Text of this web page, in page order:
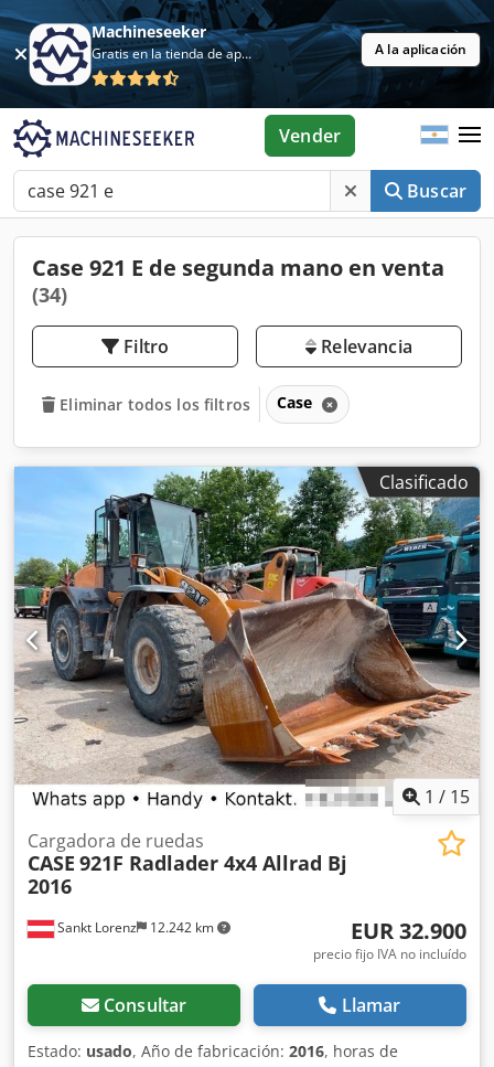
Machineseeker
Gratis en la tienda de aplicaciones A la aplicación
Buscar
Vender
Case 921 E de segunda mano en venta
(34)
Filtro Relevancia
Eliminar todos los filtros Case
Clasificado
1 / 15
Sankt Lorenz 12.242 km
Cargadora de ruedas
CASE 921F Radlader 4x4 Allrad Bj
2016
EUR 32.900
precio fijo IVA no incluído
Consultar Llamar
Estado: usado, Año de fabricación: 2016, horas de